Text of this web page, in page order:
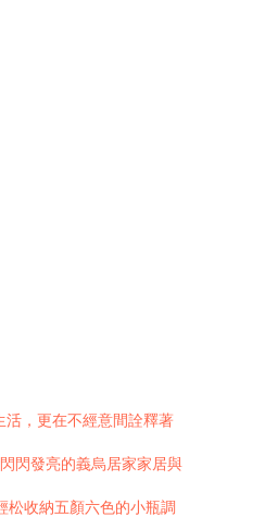
，更在不經意間詮釋著
閃發亮的義烏居家家居與
松收納五顏六色的小瓶調